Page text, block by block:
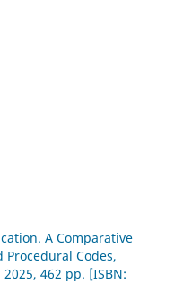
A Comparative
Procedural Codes,
462 pp. [ISBN: